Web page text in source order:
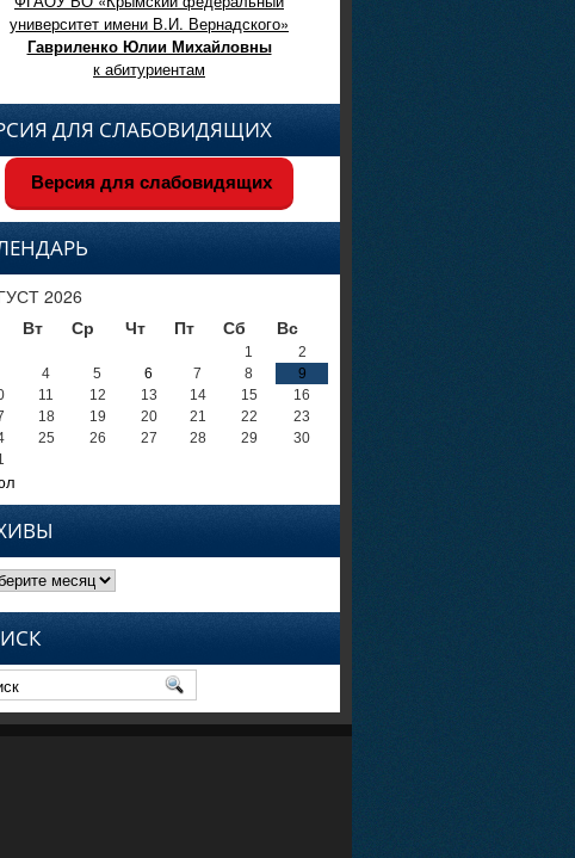
университет имени В.И. Вернадского»
Гавриленко Юлии Михайловны
к абитуриентам
ДЛЯ СЛАБОВИДЯЩИХ
Версия для слабовидящих
2026
Вт Ср Чт Пт Сб Вс
1
2
4 5 6 7 8
9
11 12 13 14 15
16
18 19 20 21 22
23
25 26 27 28 29
30